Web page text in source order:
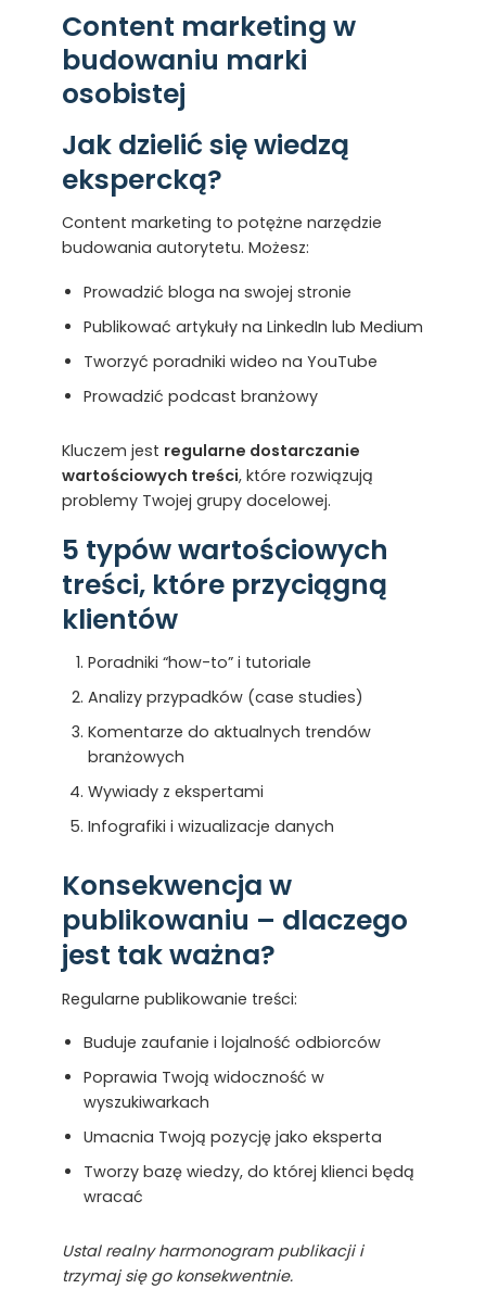
Content marketing w
budowaniu marki
osobistej
Jak dzielić się wiedzą
ekspercką?
Content marketing to potężne narzędzie
budowania autorytetu. Możesz:
Prowadzić bloga na swojej stronie
Publikować artykuły na LinkedIn lub Medium
Tworzyć poradniki wideo na YouTube
Prowadzić podcast branżowy
Kluczem jest regularne dostarczanie
wartościowych treści, które rozwiązują
problemy Twojej grupy docelowej.
5 typów wartościowych
treści, które przyciągną
klientów
Poradniki “how-to” i tutoriale
Analizy przypadków (case studies)
Komentarze do aktualnych trendów
branżowych
Wywiady z ekspertami
Infografiki i wizualizacje danych
Konsekwencja w
publikowaniu – dlaczego
jest tak ważna?
Regularne publikowanie treści:
Buduje zaufanie i lojalność odbiorców
Poprawia Twoją widoczność w
wyszukiwarkach
Umacnia Twoją pozycję jako eksperta
Tworzy bazę wiedzy, do której klienci będą
wracać
Ustal realny harmonogram publikacji i
trzymaj się go konsekwentnie.